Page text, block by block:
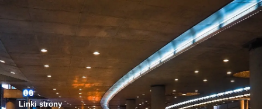
Linki strony